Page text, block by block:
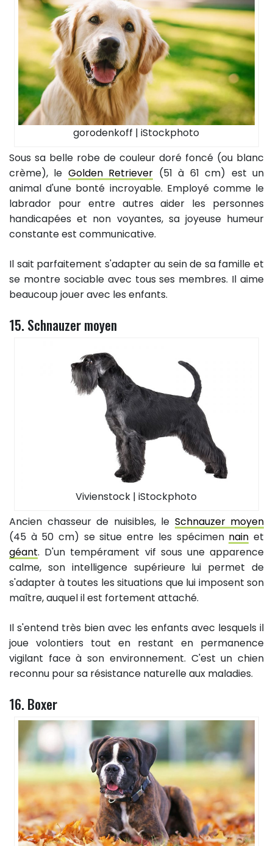
gorodenkoff | iStockphoto
Sous sa belle robe de couleur doré foncé (ou blanc
crème), le Golden Retriever (51 à 61 cm) est un
animal d'une bonté incroyable. Employé comme le
labrador pour entre autres aider les personnes
handicapées et non voyantes, sa joyeuse humeur
constante est communicative.
Il sait parfaitement s'adapter au sein de sa famille et
se montre sociable avec tous ses membres. Il aime
beaucoup jouer avec les enfants.
15. Schnauzer moyen
Vivienstock | iStockphoto
Ancien chasseur de nuisibles, le Schnauzer moyen
(45 à 50 cm) se situe entre les spécimen nain et
géant. D'un tempérament vif sous une apparence
calme, son intelligence supérieure lui permet de
s'adapter à toutes les situations que lui imposent son
maître, auquel il est fortement attaché.
Il s'entend très bien avec les enfants avec lesquels il
joue volontiers tout en restant en permanence
vigilant face à son environnement. C'est un chien
reconnu pour sa résistance naturelle aux maladies.
16. Boxer